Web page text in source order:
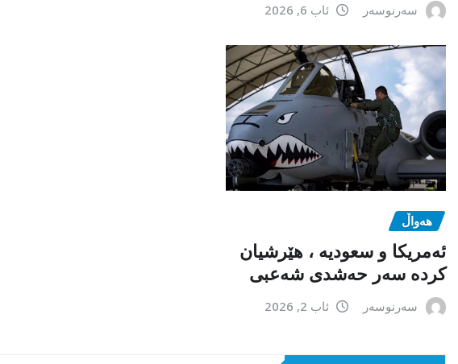
سەرنوسەر ئاب 6, 2026
هەواڵ
ئەمریکا و سعودیە ، هێرشیان
کردە سەر حەشدی شەعبی
سەرنوسەر ئاب 2, 2026